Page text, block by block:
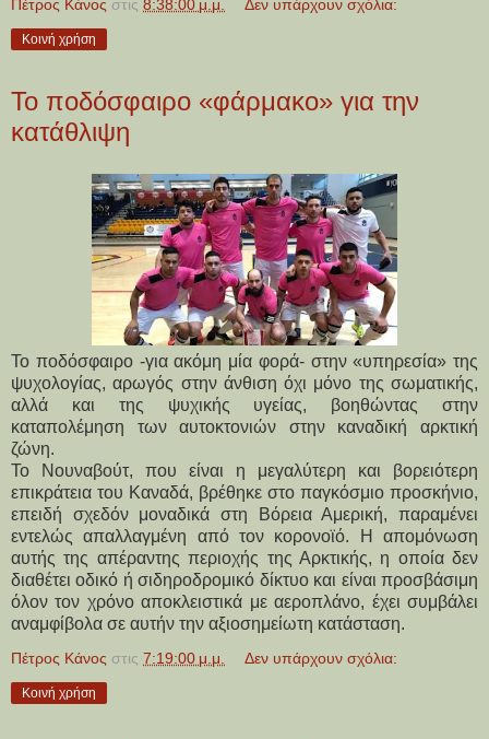
Πέτρος Κάνος στις 8:38:00 μ.μ. Δεν υπάρχουν σχόλια:
Κοινή χρήση
Το ποδόσφαιρο «φάρμακο» για την
κατάθλιψη
Το ποδόσφαιρο -για ακόμη μία φορά- στην «υπηρεσία» της
ψυχολογίας, αρωγός στην άνθιση όχι μόνο της σωματικής,
αλλά και της ψυχικής υγείας, βοηθώντας στην
καταπολέμηση των αυτοκτονιών στην καναδική αρκτική
ζώνη.
Το Νουναβούτ, που είναι η μεγαλύτερη και βορειότερη
επικράτεια του Καναδά, βρέθηκε στο παγκόσμιο προσκήνιο,
επειδή σχεδόν μοναδικά στη Βόρεια Αμερική, παραμένει
εντελώς απαλλαγμένη από τον κορονοϊό. Η απομόνωση
αυτής της απέραντης περιοχής της Αρκτικής, η οποία δεν
διαθέτει οδικό ή σιδηροδρομικό δίκτυο και είναι προσβάσιμη
όλον τον χρόνο αποκλειστικά με αεροπλάνο, έχει συμβάλει
αναμφίβολα σε αυτήν την αξιοσημείωτη κατάσταση.
Πέτρος Κάνος στις 7:19:00 μ.μ. Δεν υπάρχουν σχόλια:
Κοινή χρήση